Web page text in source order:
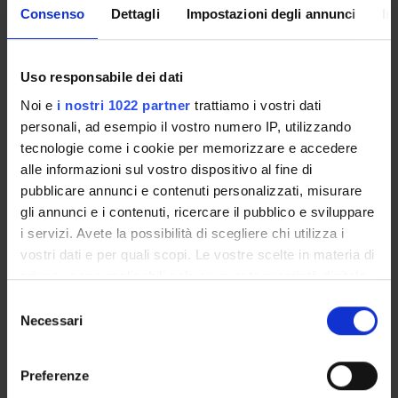
Consenso Dettagli Impostazioni degli annunci
Uso responsabile dei dati
Noi e i nostri 1022 partner trattiamo i vostri dati
personali, ad esempio il vostro numero IP, utilizzando
tecnologie come i cookie per memorizzare e accedere
alle informazioni sul vostro dispositivo al fine di
pubblicare annunci e contenuti personalizzati, misurare
gli annunci e i contenuti, ricercare il pubblico e sviluppare
i servizi. Avete la possibilità di scegliere chi utilizza i
vostri dati e per quali scopi. Le vostre scelte in materia di
privacy sono applicabili solo su questa proprietà digitale
modificare o revocare il proprio consenso in qualsiasi
momento dalla Dichiarazione sui cookie o facendo clic
delNecessari
Preferenze
(accesso riservato ai "non medici" - D.I. 716/2016)
Overview
Enrolment Policy
Degree Programme
Courses
Notices
Governing bodies
Rete formativa